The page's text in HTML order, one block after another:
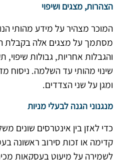
הצהרות, מצגים ושיפוי
המוכר מצהיר על מידע מהותי
מסתמך על מצגים אלה בקבלת
והגבלות אחריות, גבולות
שינוי מהותי עד השלמה.
ומגן על שני הצדדים.
מנגנוני הגנה לבעלי מניות
כדי לאזן בין אינטרסים שונים